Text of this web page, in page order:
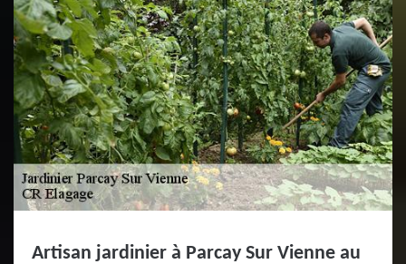
Artisan jardinier à Parcay Sur Vienne au